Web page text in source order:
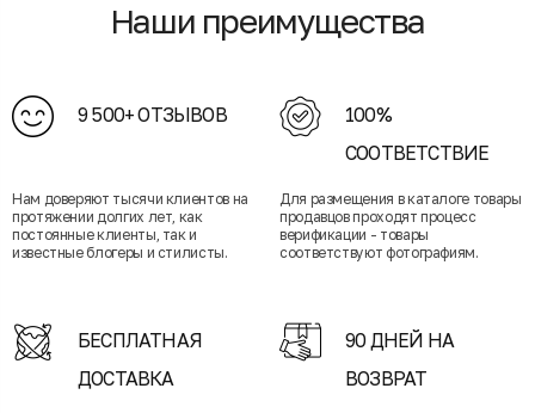
Наши преимущества
9 500+ ОТЗЫВОВ
Нам доверяют тысячи клиентов на
протяжении долгих лет, как
постоянные клиенты, так и
известные блогеры и стилисты.
100%
СООТВЕТСТВИЕ
Для размещения в каталоге товары
продавцов проходят процесс
верификации - товары
соответствуют фотографиям.
БЕСПЛАТНАЯ
ДОСТАВКА
90 ДНЕЙ НА
ВОЗВРАТ